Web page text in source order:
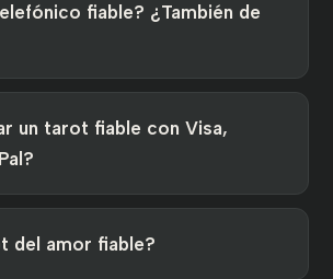
fiable? ¿También de
un tarot fiable con Visa,
del amor fiable?